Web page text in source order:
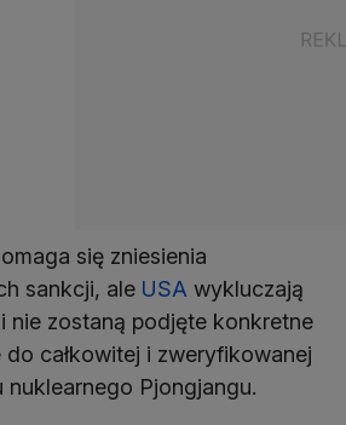
się zniesienia
sankcji, ale USA wykluczają
nie zostaną podjęte konkretne
całkowitej i zweryfikowanej
nuklearnego Pjongjangu.